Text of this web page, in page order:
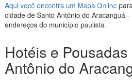
Aqui você encontra um Mapa Online
cidade de Santo Antônio do Aracanguá
endereços do município paulista.
Hotéis e
Antônio do